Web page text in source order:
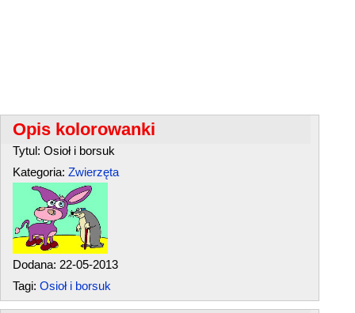
Opis kolorowanki
Tytul: Osioł i borsuk
Kategoria: Zwierzęta
Dodana: 22-05-2013
Tagi: Osioł i borsuk